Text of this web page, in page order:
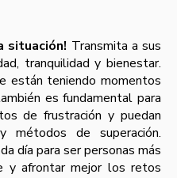
situación! Transmita a sus
tranquilidad y bienestar.
están teniendo momentos
es fundamental para
de frustración y puedan
métodos de superación.
día para ser personas más
y afrontar mejor los retos